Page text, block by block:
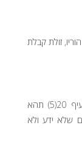
זולת קבלת
21. פעולה של הורים הטעונה אישור לפי סעיף 20(5) תהא
שלא ידע ולא